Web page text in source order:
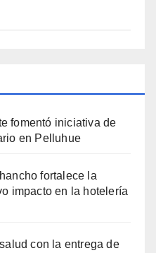
fomentó iniciativa de
en Pelluhue
fortalece la
impacto en la hotelería
con la entrega de